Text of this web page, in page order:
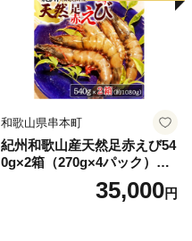
和歌山県串本町
紀州和歌山産天然足赤えび54
0g×2箱（270g×4パック）化
粧箱入 ※2026年12月上旬〜2
027年2月上旬頃順次発送予定
35,000円